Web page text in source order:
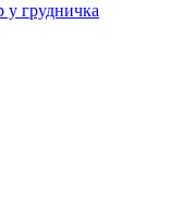
у грудничка